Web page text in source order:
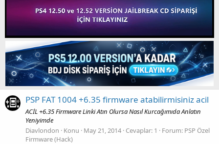
PSP FAT 1004 +6.35 firmware atabilirmisiniz acil
ACİL +6.35 Firmware Linki Atın Olursa Nasıl Kurcağımıda Anlatın
Yeniyimde
Diavlondon
Konu May 21, 2014 Cevaplar: 1 Forum: PSP Özel
Firmware (Hack)